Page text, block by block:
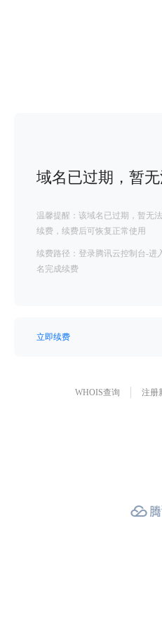
域名已过期，暂
温馨提醒：该域名已过期，暂无
续费，续费后可恢复正常使用
续费路径：登录腾讯云控制台-进
名完成续费
立即续费
WHOIS查询 注册